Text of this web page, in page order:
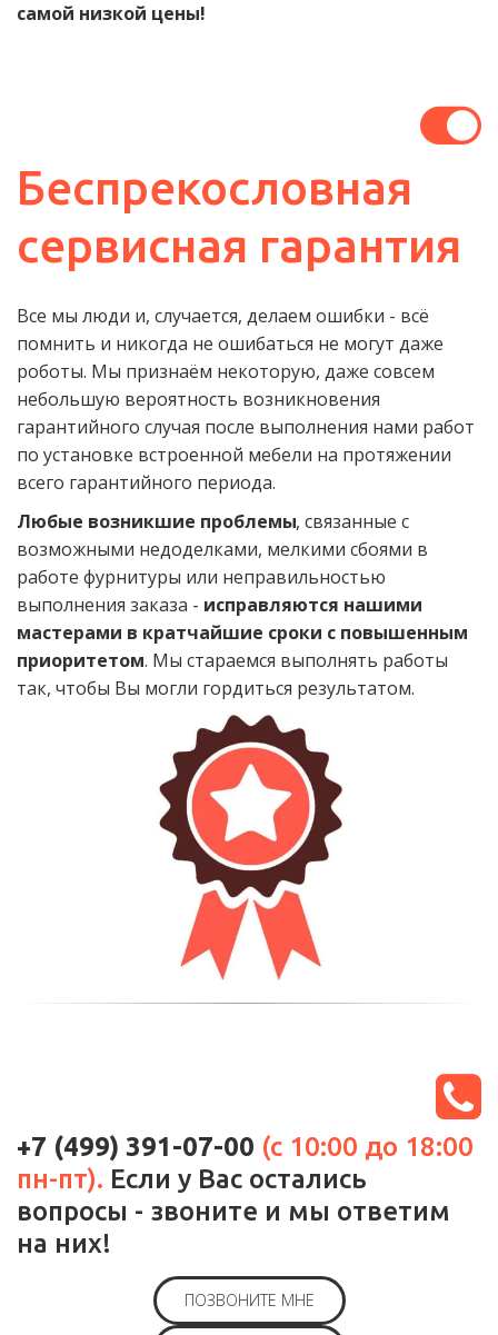
самой низкой цены!
Беспрекословная
сервисная гарантия
Все мы люди и, случается, делаем ошибки - всё
помнить и никогда не ошибаться не могут даже
роботы. Мы признаём некоторую, даже совсем
небольшую вероятность возникновения
гарантийного случая после выполнения нами работ
по установке встроенной мебели на протяжении
всего гарантийного периода.
Любые возникшие проблемы, связанные с
возможными недоделками, мелкими сбоями в
работе фурнитуры или неправильностью
выполнения заказа - исправляются нашими
мастерами в кратчайшие сроки с повышенным
приоритетом. Мы стараемся выполнять работы
так, чтобы Вы могли гордиться результатом.
+7 (499) 391-07-00 (с 10:00 до 18:00
пн-пт). Если у Вас остались
вопросы - звоните и мы ответим
на них!
ПОЗВОНИТЕ МНЕ